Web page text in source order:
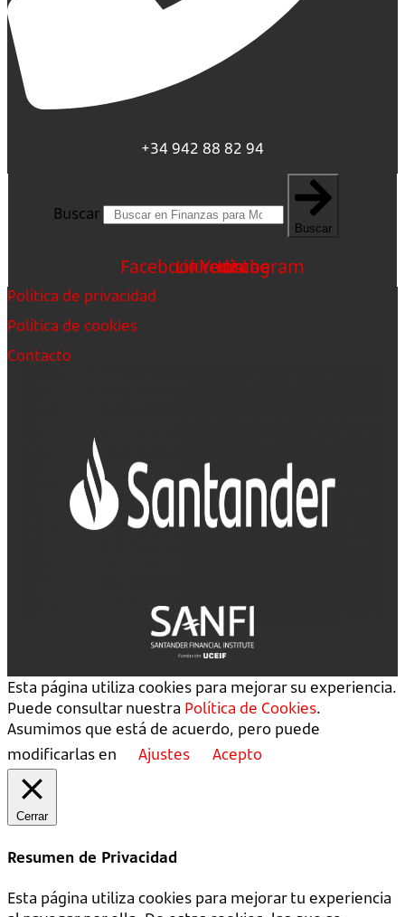
+34 942 88 82 94
Buscar
Buscar
FacebookLinkedin
Youtube
Instagram
Política de privacidad
Política de cookies
Contacto
Esta página utiliza cookies para mejorar su experiencia.
Puede consultar nuestra Política de Cookies.
Asumimos que está de acuerdo, pero puede
modificarlas en
Ajustes Acepto
Cerrar
Resumen de Privacidad
Esta página utiliza cookies para mejorar tu experiencia